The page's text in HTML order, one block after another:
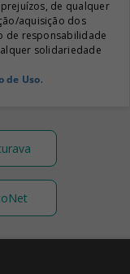
de qualquer
aquisição dos
de responsabilidade
solidariedade
de Uso.